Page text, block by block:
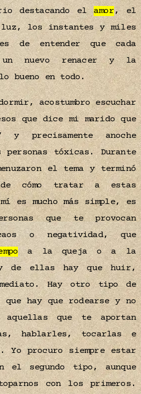
destacando elamor, el
los instantes y miles
de entender que cada
nuevo renacer y la
bueno en todo.
acostumbro escuchar
que dice mi marido que
y precisamente anoche
personas tóxicas. Durante
el tema y terminó
de cómo tratar a estas
es mucho más simple, es
que te provocan
o negatividad, que
a la queja o a la
de ellas hay que huir,
Hay otro tipo de
que hay que rodearse y no
aquellas que te aportan
hablarles, tocarlas e
Yo procuro siempre estar
el segundo tipo, aunque
con los primeros.